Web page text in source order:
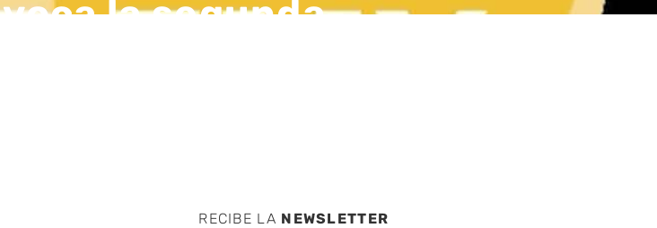
la segunda
RECIBE LA NEWSLETTER